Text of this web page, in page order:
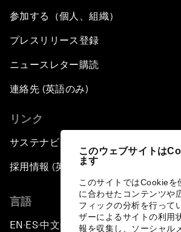
このウェブサイトは
ます
このサイトではCookieを
に合わせたコンテンツや
フィックの分析を行って
ザーによるサイトの利用
報を収集し、ソーシャル
参加する（個人、組織）
プレスリリース登録
ニュースレター購読
連絡先 (英語のみ)
リンク
サステナビリティへの取り組み
採用情報 (英語のみ)
言語
EN ▪ ES▪中文▪ 日本語